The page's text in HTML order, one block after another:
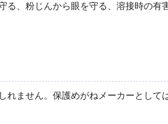
る、粉じんから眼を守る、溶接時の有
れません。保護めがねメーカーとして